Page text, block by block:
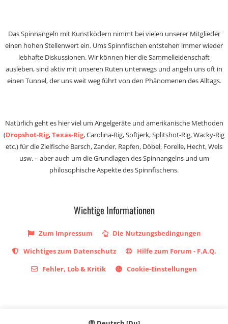
Das Spinnangeln mit Kunstködern nimmt bei vielen unserer Mitglieder
einen hohen Stellenwert ein. Ums Spinnfischen entstehen immer wieder
lebhafte Diskussionen. Wir können hier die Sammelleidenschaft
ausleben, sind aktiv mit unseren Ruten unterwegs und angeln uns oft in
einen Tunnel, der uns weit weg führt von den Phänomenen des Alltags.
Natürlich geht es hier viel um Angelgeräte und amerikanische Methoden
(Dropshot-Rig,Texas-Rig, Carolina-Rig, Softjerk, Splitshot-Rig, Wacky-Rig
etc.) für die Zielfische Barsch, Zander, Rapfen, Döbel, Forelle, Hecht, Wels
usw. – aber auch um die Grundlagen des Spinnangelns und um
philosophische Aspekte des Spinnfischens.
Wichtige Informationen
Zum Impressum
Die Nutzungsbedingungen
Wichtiges zum Datenschutz
Hilfe zum Forum - F.A.Q.
Fehler, Lob & Kritik
Cookie-Einstellungen